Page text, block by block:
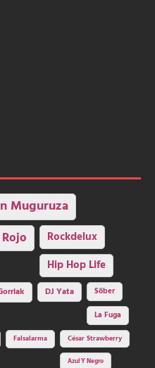
Muguruza
Rockdelux
Hip Hop Life
DJ Yata
Sôber
La Fuga
Falsalarma César Strawberry
Azul Y Negro